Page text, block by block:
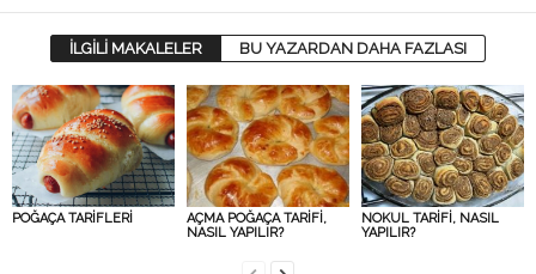
İLGİLİ MAKALELER BU YAZARDAN DAHA FAZLASI
POĞAÇA TARİFLERİ
AÇMA POĞAÇA TARİFİ,
NASIL YAPILIR?
NOKUL TARİFİ, NASIL
YAPILIR?